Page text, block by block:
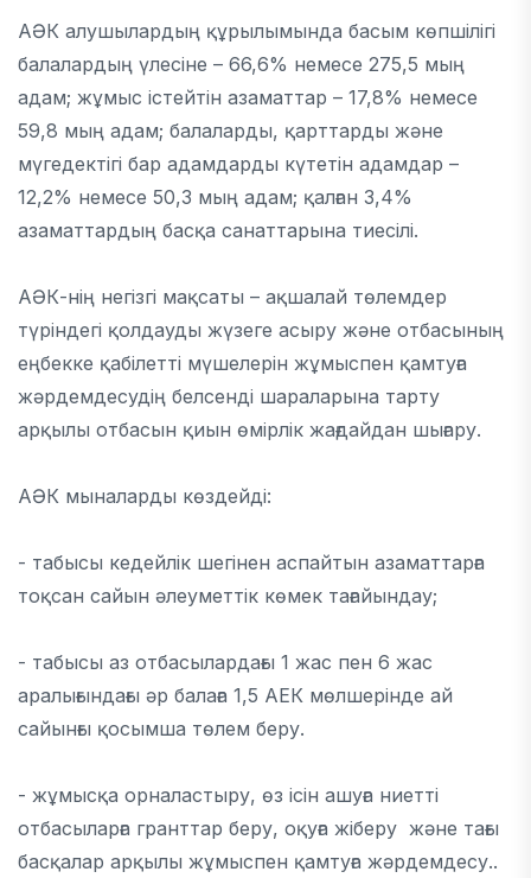
АӘК алушылардың құрылымында басым көпшілігі
балалардың үлесіне – 66,6% немесе 275,5 мың
адам; жұмыс істейтін азаматтар – 17,8% немесе
59,8 мың адам; балаларды, қарттарды және
мүгедектігі бар адамдарды күтетін адамдар –
12,2% немесе 50,3 мың адам; қалған 3,4%
азаматтардың басқа санаттарына тиесілі.
АӘК-нің негізгі мақсаты – ақшалай төлемдер
түріндегі қолдауды жүзеге асыру және отбасының
еңбекке қабілетті мүшелерін жұмыспен қамтуға
жәрдемдесудің белсенді шараларына тарту
арқылы отбасын қиын өмірлік жағдайдан шығару.
АӘК мыналарды көздейді:
- табысы кедейлік шегінен аспайтын азаматтарға
тоқсан сайын әлеуметтік көмек тағайындау;
- табысы аз отбасылардағы 1 жас пен 6 жас
аралығындағы әр балаға 1,5 АЕК мөлшерінде ай
сайынғы қосымша төлем беру.
- жұмысқа орналастыру, өз ісін ашуға ниетті
отбасыларға гранттар беру, оқуға жіберу және тағы
басқалар арқылы жұмыспен қамтуға жәрдемдесу..